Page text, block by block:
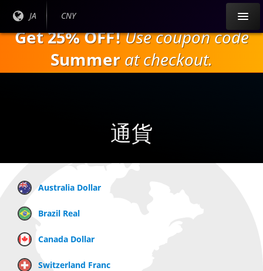
へ
キ
現在
語：
JA
現在の
CNY
Get 25% OFF!Use coupon code
Summer at checkout.
通貨
Australia Dollar
Brazil Real
Canada Dollar
Switzerland Franc